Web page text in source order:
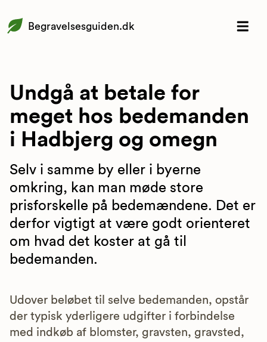
Begravelsesguiden.dk
Undgå at betale for
meget hos bedemanden
i Hadbjerg og omegn
Selv i samme by eller i byerne
omkring, kan man møde store
prisforskelle på bedemændene. Det er
derfor vigtigt at være godt orienteret
om hvad det koster at gå til
bedemanden.
Udover beløbet til selve bedemanden, opstår
der typisk yderligere udgifter i forbindelse
med indkøb af blomster, gravsten, gravsted,